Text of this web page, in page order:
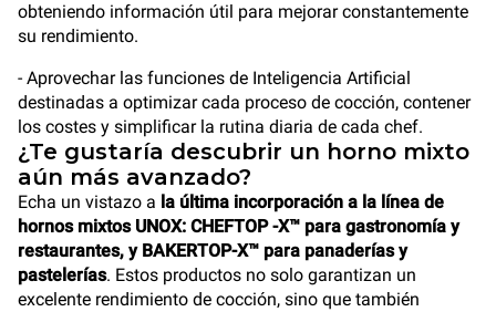
obteniendo información útil para mejorar constantemente
su rendimiento.
- Aprovechar las funciones de Inteligencia Artificial
destinadas a optimizar cada proceso de cocción, contener
los costes y simplificar la rutina diaria de cada chef.
¿Te gustaría descubrir un horno mixto
aún más avanzado?
Echa un vistazo a la última incorporación a la línea de
hornos mixtos UNOX: CHEFTOP -X™ para gastronomía y
restaurantes, y BAKERTOP-X™ para panaderías y
pastelerías. Estos productos no solo garantizan un
excelente rendimiento de cocción, sino que también